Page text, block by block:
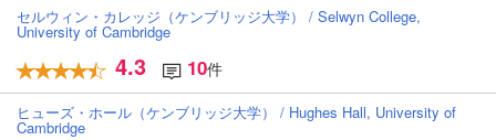
セルウィン・カレッジ（ケンブリッジ大学） / Selwyn College,
University of Cambridge
4.3 10件
ヒューズ・ホール（ケンブリッジ大学） / Hughes Hall, University of
Cambridge